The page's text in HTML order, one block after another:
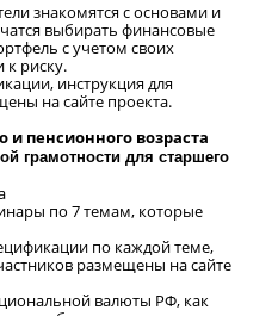
знакомятся с основами и
выбирать финансовые
с учетом своих
к риску.
инструкция для
на сайте проекта.
и пенсионного возраста
грамотности для старшего
по 7 темам, которые
по каждой теме,
размещены на сайте
валюты РФ, как